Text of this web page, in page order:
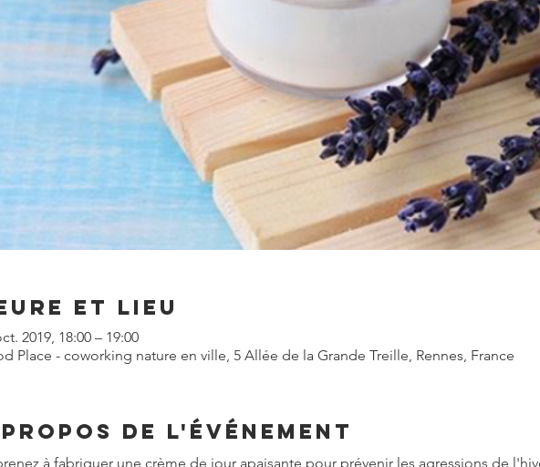
et lieu
2019, 18:00 – 19:00
Place - coworking nature en ville, 5 Allée de la Grande Treille, Rennes, France
propos de l'événement
à fabriquer une crème de jour apaisante pour prévenir les agressions de